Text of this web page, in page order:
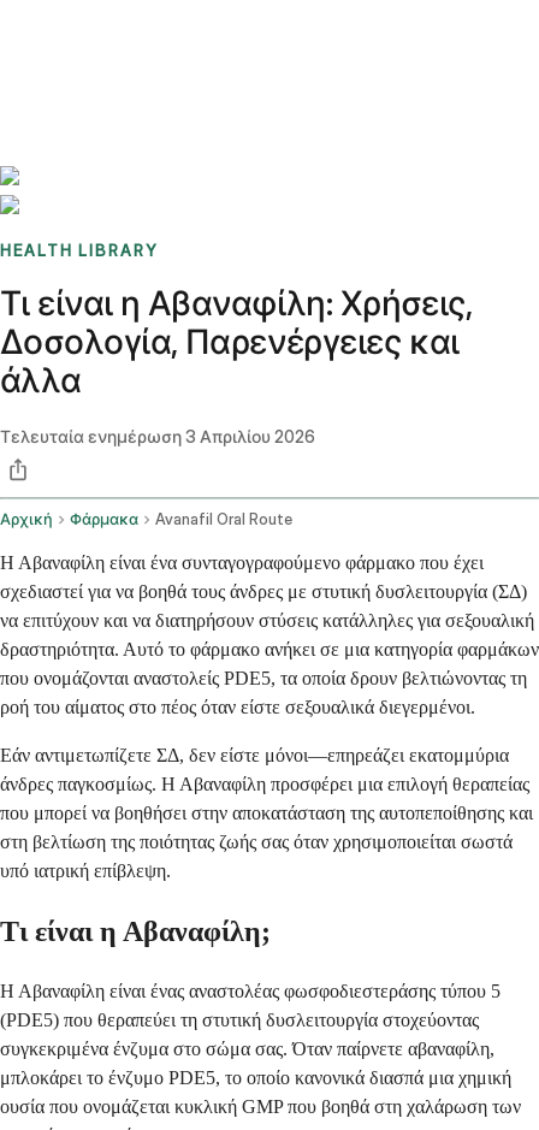
HEALTH LIBRARY
Τι είναι η Αβαναφίλη: Χρήσεις,
Δοσολογία, Παρενέργειες και
άλλα
Τελευταία ενημέρωση3 Απριλίου 2026
Αρχική Φάρμακα Avanafil Oral Route
Η Αβαναφίλη είναι ένα συνταγογραφούμενο φάρμακο που έχει
σχεδιαστεί για να βοηθά τους άνδρες με στυτική δυσλειτουργία (ΣΔ)
να επιτύχουν και να διατηρήσουν στύσεις κατάλληλες για σεξουαλική
δραστηριότητα. Αυτό το φάρμακο ανήκει σε μια κατηγορία φαρμάκων
που ονομάζονται αναστολείς PDE5, τα οποία δρουν βελτιώνοντας τη
ροή του αίματος στο πέος όταν είστε σεξουαλικά διεγερμένοι.
Εάν αντιμετωπίζετε ΣΔ, δεν είστε μόνοι—επηρεάζει εκατομμύρια
άνδρες παγκοσμίως. Η Αβαναφίλη προσφέρει μια επιλογή θεραπείας
που μπορεί να βοηθήσει στην αποκατάσταση της αυτοπεποίθησης και
στη βελτίωση της ποιότητας ζωής σας όταν χρησιμοποιείται σωστά
υπό ιατρική επίβλεψη.
Τι είναι η Αβαναφίλη;
Η Αβαναφίλη είναι ένας αναστολέας φωσφοδιεστεράσης τύπου 5
(PDE5) που θεραπεύει τη στυτική δυσλειτουργία στοχεύοντας
συγκεκριμένα ένζυμα στο σώμα σας. Όταν παίρνετε αβαναφίλη,
μπλοκάρει το ένζυμο PDE5, το οποίο κανονικά διασπά μια χημική
ουσία που ονομάζεται κυκλική GMP που βοηθά στη χαλάρωση των